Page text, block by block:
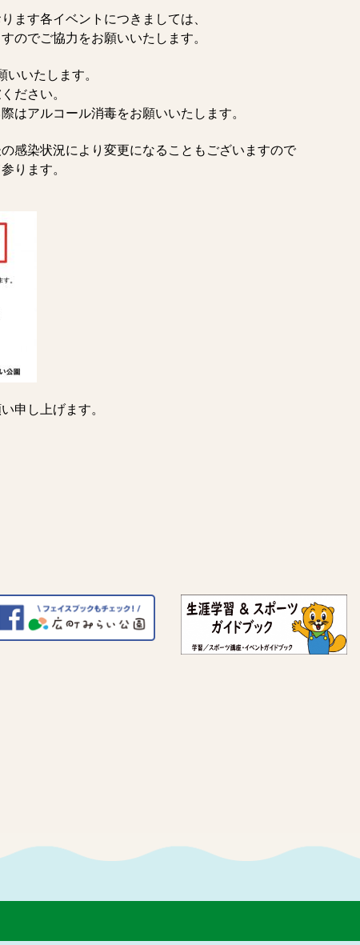
ます各イベントにつきましては、
のでご協力をお願いいたします。
いいたします。
ださい。
はアルコール消毒をお願いいたします。
感染状況により変更になることもございますので
ります。
申し上げます。